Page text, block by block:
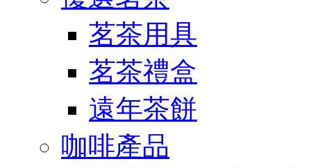
茗茶用具
茗茶禮盒
遠年茶餅
咖啡產品